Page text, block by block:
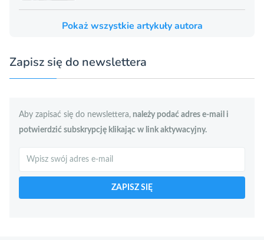
Pokaż wszystkie artykuły autora
Zapisz się do newslettera
Aby zapisać się do newslettera, należy podać adres e-mail i
potwierdzić subskrypcję klikając w link aktywacyjny.
Szukaj
ZAPISZ SIĘ